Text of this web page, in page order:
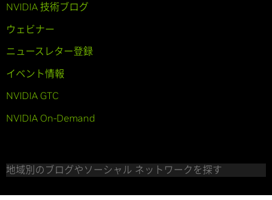
NVIDIA 技術ブログ
ウェビナー
ニュースレター登録
イベント情報
NVIDIA GTC
NVIDIA On-Demand
地域別のブログやソーシャル ネットワークを探す